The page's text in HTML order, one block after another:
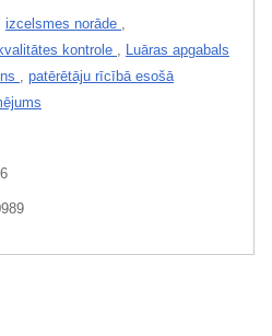
izcelsmes norāde
kontrole
Luāras apgabals
patērētāju rīcībā esošā